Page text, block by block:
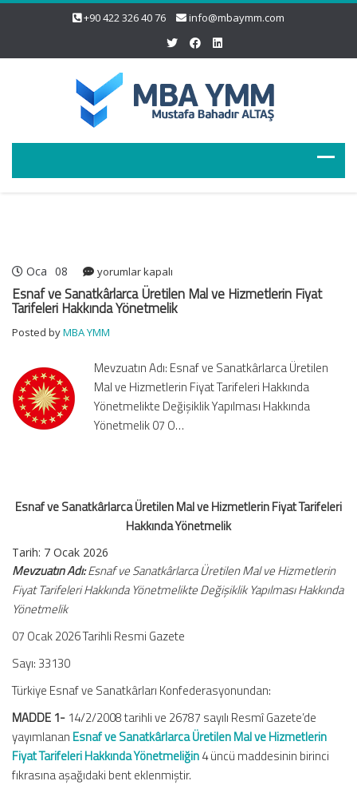
+90 422 326 40 76 info@mbaymm.com
Oca 08
Esnaf
ve
Sanatkârlarca
Mal
Hizmetlerin
Fiyat
Tarifeleri
Hakkında
yorumlar kapalı
Esnaf ve Sanatkârlarca Üretilen Mal ve Hizmetlerin Fiyat
Tarifeleri Hakkında Yönetmelik
Posted byMBA YMM
Mevzuatın Adı: Esnaf ve Sanatkârlarca Üretilen
Mal ve Hizmetlerin Fiyat Tarifeleri Hakkında
Yönetmelikte Değişiklik Yapılması Hakkında
Yönetmelik 07 O…
Esnaf ve Sanatkârlarca Üretilen Mal ve Hizmetlerin Fiyat Tarifeleri
Hakkında Yönetmelik
Tarih: 7 Ocak 2026
Mevzuatın Adı:Esnaf ve Sanatkârlarca Üretilen Mal ve Hizmetlerin
Fiyat Tarifeleri Hakkında Yönetmelikte Değişiklik Yapılması Hakkında
Yönetmelik
07 Ocak 2026 Tarihli Resmi Gazete
Sayı: 33130
Türkiye Esnaf ve Sanatkârları Konfederasyonundan:
MADDE 1- 14/2/2008 tarihli ve 26787 sayılı Resmî Gazete’de
yayımlanan Esnaf ve Sanatkârlarca Üretilen Mal ve Hizmetlerin
Fiyat Tarifeleri Hakkında Yönetmeliğin4 üncü maddesinin birinci
fıkrasına aşağıdaki bent eklenmiştir.